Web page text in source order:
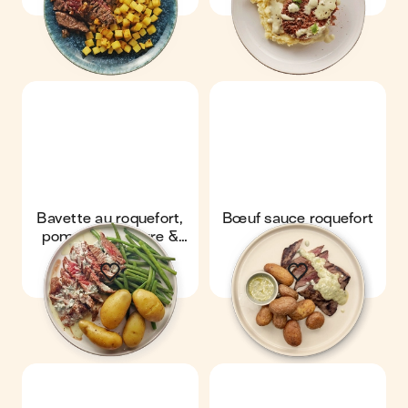
Bavette au roquefort,
pommes de terre &
haricots
Bœuf sauce roquefort